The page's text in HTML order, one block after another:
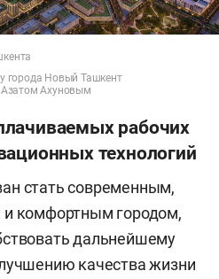
города Новый Ташкент
Азатом Ахуновым
рабочих
технологий
стать современным,
и комфортным городом,
дальнейшему
качества жизни